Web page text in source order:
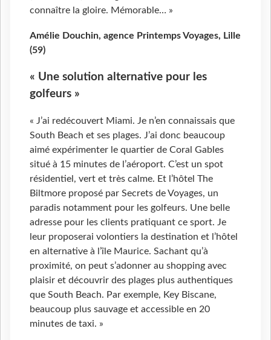
connaître la gloire. Mémorable… »
Amélie Douchin, agence Printemps Voyages, Lille
(59)
« Une solution alternative pour les
golfeurs »
« J’ai redécouvert Miami. Je n’en connaissais que
South Beach et ses plages. J’ai donc beaucoup
aimé expérimenter le quartier de Coral Gables
situé à 15 minutes de l’aéroport. C’est un spot
résidentiel, vert et très calme. Et l’hôtel The
Biltmore proposé par Secrets de Voyages, un
paradis notamment pour les golfeurs. Une belle
adresse pour les clients pratiquant ce sport. Je
leur proposerai volontiers la destination et l’hôtel
en alternative à l’île Maurice. Sachant qu’à
proximité, on peut s’adonner au shopping avec
plaisir et découvrir des plages plus authentiques
que South Beach. Par exemple, Key Biscane,
beaucoup plus sauvage et accessible en 20
minutes de taxi. »